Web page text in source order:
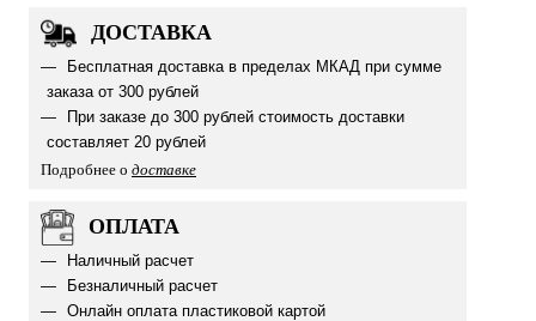
ДОСТАВКА
Бесплатная доставка в пределах МКАД при сумме
заказа от 300 рублей
При заказе до 300 рублей стоимость доставки
составляет 20 рублей
Подробнее о доставке
ОПЛАТА
Наличный расчет
Безналичный расчет
Онлайн оплата пластиковой картой